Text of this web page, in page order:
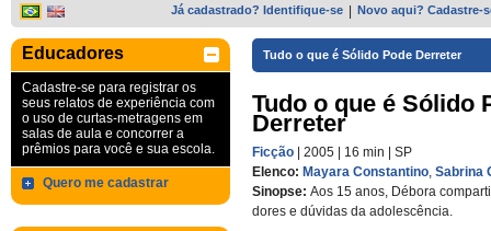
Já cadastrado? Identifique-se Novo aqui? Cadastre-
Educadores
Cadastre-se para registrar os
seus relatos de experiência com
o uso de curtas-metragens em
salas de aula e concorrer a
prêmios para você e sua escola.
Quero me cadastrar
Tudo o que é Sólido Pode Derreter
Tudo o que é Sólido
Derreter
Ficção | 2005 | 16 min
SP
Elenco: Mayara Constantino, Sabrina
Sinopse: Aos 15 anos, Débora
dores e dúvidas da adolescência.